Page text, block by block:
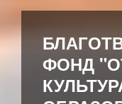
Перейти
содержимому
ФОНД